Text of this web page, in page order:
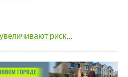
риск...